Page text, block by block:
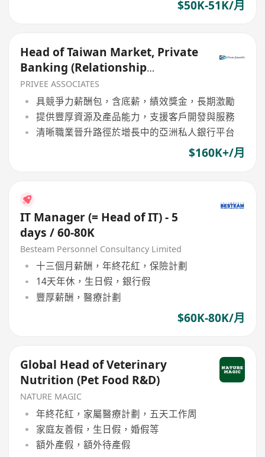
$50K-51K/月
Head of Taiwan Market, Private
Banking (Relationship
Management)
PRIVEE ASSOCIATES
具競爭力薪酬包，含底薪，績效獎金，長期激勵
提供豐厚資源及產品能力，支援客戶開發與服務
清晰職業晉升路徑於增長中的亞洲私人銀行平台
$160K+/月
IT Manager (= Head of IT) - 5
days / 60-80K
Besteam Personnel Consultancy Limited
十三個月薪酬，年終花紅，保險計劃
14天年休，生日假，銀行假
豐厚薪酬，醫療計劃
$60K-80K/月
Global Head of Veterinary
Nutrition (Pet Food R&D)
NATURE MAGIC
年終花紅，家屬醫療計劃，五天工作周
家庭友善假，生日假，婚假等
額外產假，額外待產假